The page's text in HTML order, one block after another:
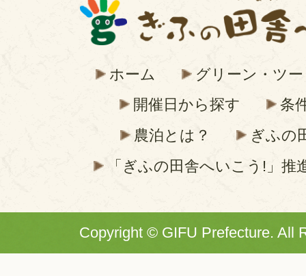
ホーム
グリーン・ツ
開催日から探す
条
農泊とは？
ぎふの
「ぎふの田舎へいこう!」推
Copyright © GIFU Prefecture. All